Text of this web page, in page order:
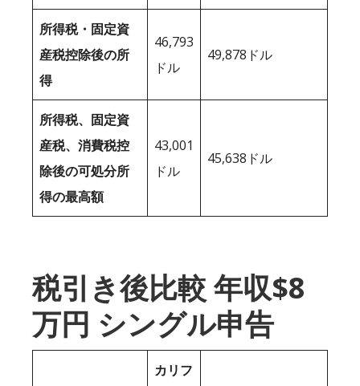
所得税・固定資
産税控除後の所
得
46,793
ドル
49,878ドル
所得税、固定資
産税、消費税控
除後の可処分所
得の最高額
43,001
ドル
45,638ドル
税引き後比較 年収$8
万円 シングル申告
カリフ